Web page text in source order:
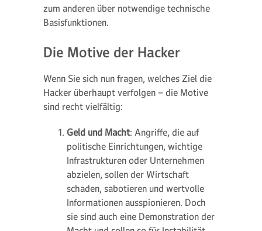
zum anderen über notwendige technische
Basisfunktionen.
Die Motive der Hacker
Wenn Sie sich nun fragen, welches Ziel die
Hacker überhaupt verfolgen – die Motive
sind recht vielfältig:
Geld und Macht: Angriffe, die auf
politische Einrichtungen, wichtige
Infrastrukturen oder Unternehmen
abzielen, sollen der Wirtschaft
schaden, sabotieren und wertvolle
Informationen ausspionieren. Doch
sie sind auch eine Demonstration der